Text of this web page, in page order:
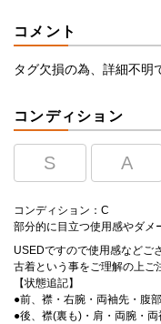
コメント
タグ欠損の為、詳細不明
コンディション
S A
コンディション：C
部分的に目立つ使用感やダメ
USEDですので使用感などご
古着という事をご理解の上ご
【状態追記】
●前、襟・右腕・両袖先・腹
●後、襟(裏も)・肩・両腕・